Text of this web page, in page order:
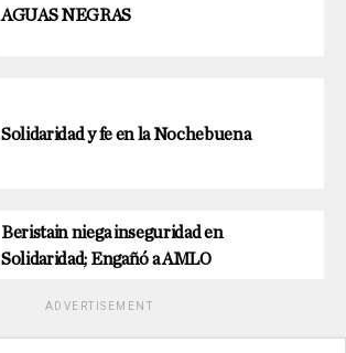
AGUAS NEGRAS
Solidaridad y fe en la Nochebuena
Beristain niega inseguridad en
Solidaridad; Engañó a AMLO
ADVERTISEMENT